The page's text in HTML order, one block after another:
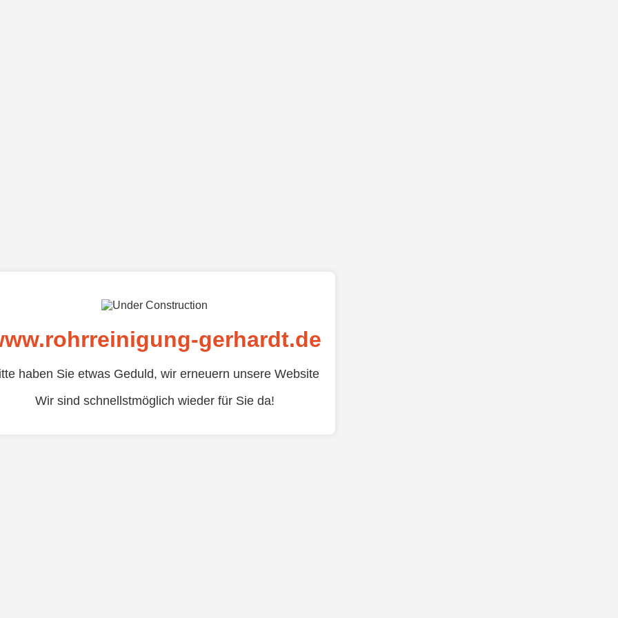
gerhardt.de
haben Sie etwas Geduld, wir erneuern unsere Website
Wir sind schnellstmöglich wieder für Sie da!